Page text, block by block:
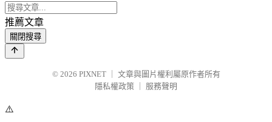
推薦文章
關閉搜尋
© 2026 PIXNET
文章與圖片權利屬原作者所有
隱私權政策
服務聲明
⚠️